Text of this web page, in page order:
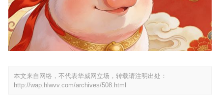
本文来自网络，不代表华威网立场，转载请注明出处：
http://wap.hlwvv.com/archives/508.html